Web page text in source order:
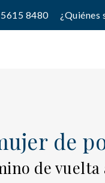
8480 ¿Quiénes
de
de vuelta